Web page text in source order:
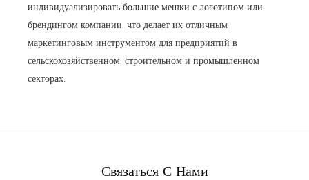
индивидуализировать большие мешки с логотипом или
брендингом компании, что делает их отличным
маркетинговым инструментом для предприятий в
сельскохозяйственном, строительном и промышленном
секторах.
Связаться С Нами